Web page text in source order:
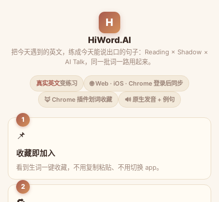
H
HiWord.AI
把今天遇到的英文，练成今天能说出口的句子：Reading × Shadow ×
AI Talk，同一批词一路用起来。
真实英文变练习 🌐 Web · iOS · Chrome 登录后同步
🦊 Chrome 插件划词收藏 🔊 原生发音 + 例句
1
📌
收藏即加入
看到生词一键收藏，不用复制粘贴、不用切换 app。
2